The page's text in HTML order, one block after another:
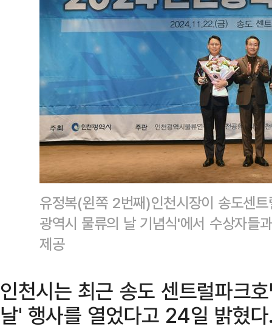
유정복(왼쪽 2번째)인천시장이 송도센
광역시 물류의 날 기념식'에서 수상자
제공
인천시는 최근 송도 센트럴파크
날' 행사를 열었다고 24일 밝혔